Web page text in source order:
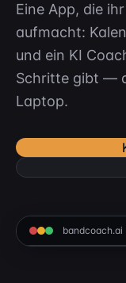
Eine App, die
aufmacht:
und ein KI
Schritte gibt —
Laptop.
bandcoach.ai